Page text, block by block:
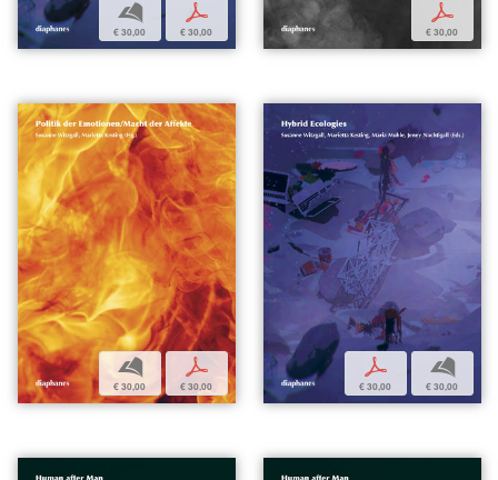
b
€ 30,00
p
€ 30,00
p
€ 30,00
b
€ 30,00
p
€ 30,00
p
€ 30,00
b
€ 30,00